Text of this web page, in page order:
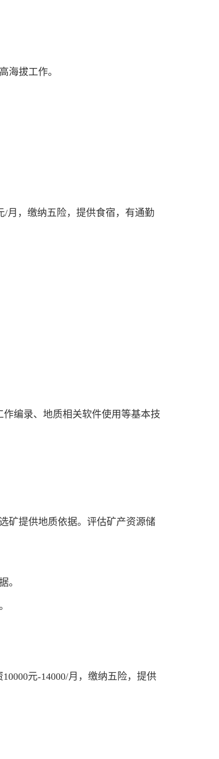
海拔工作。
/月，缴纳五险，提供食宿，有通勤
编录、地质相关软件使用等基本技
矿提供地质依据。评估矿产资源储
。
元-14000/月，缴纳五险，提供